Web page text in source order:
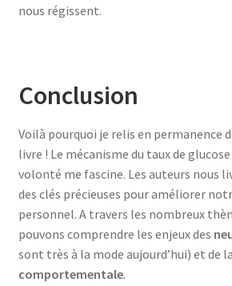
nous régissent.
Conclusion
Voilà pourquoi je relis en permanence
livre ! Le mécanisme du taux de
volonté me fascine. Les auteurs nous
des clés précieuses pour améliorer
personnel. A travers les nombreux
pouvons comprendre les enjeux des
sont très à la mode aujourd’hui) et de la
comportementale.